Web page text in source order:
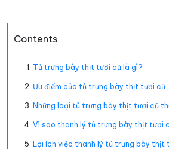
Contents
Tủ trưng bày thịt tươi cũ là gì?
Ưu điểm của tủ trưng bày thịt tươi cũ
Những loại tủ trưng bày thịt tươi cũ
Vì sao thanh lý tủ trưng bày thịt tươi
Lợi ích việc thanh lý tủ trưng bày thịt